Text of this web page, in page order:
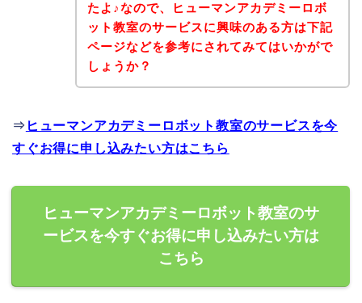
たよ♪なので、ヒューマンアカデミーロボ
ット教室のサービスに興味のある方は下記
ページなどを参考にされてみてはいかがで
しょうか？
⇒ ヒューマンアカデミーロボット教室のサービスを今
すぐお得に申し込みたい方はこちら
ヒューマンアカデミーロボット教室のサ
ービスを今すぐお得に申し込みたい方は
こちら